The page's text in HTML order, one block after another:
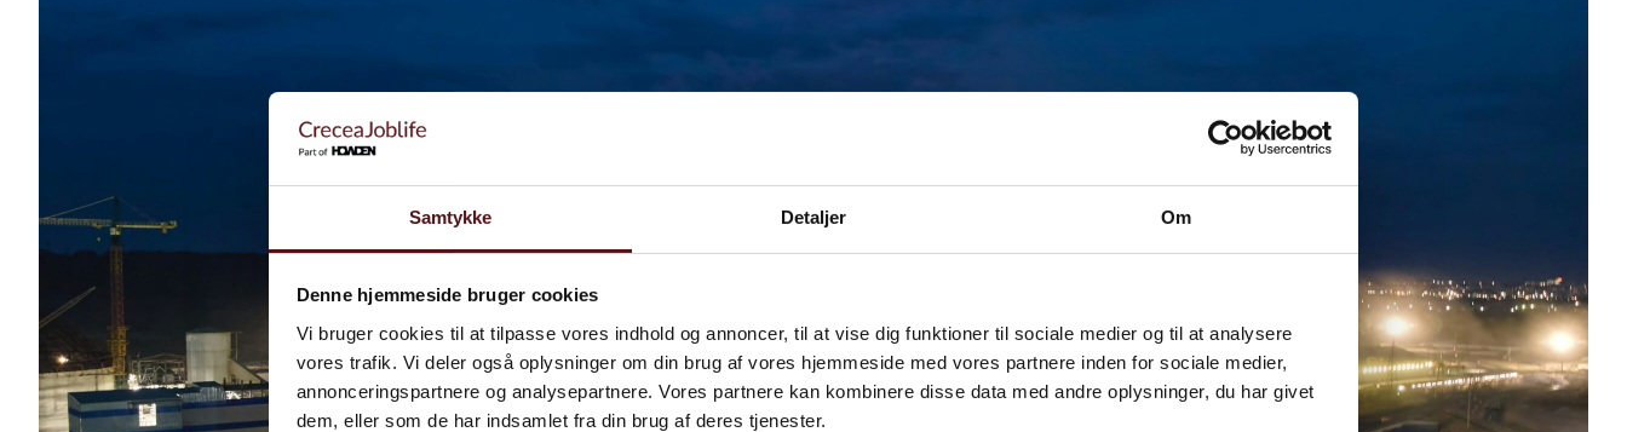
Samtykke Detaljer Om
Denne hjemmeside bruger cookies
Vi bruger cookies til at tilpasse vores indhold og annoncer, til at vise dig funktioner til sociale medier og til at analysere
vores trafik. Vi deler også oplysninger om din brug af vores hjemmeside med vores partnere inden for sociale medier,
annonceringspartnere og analysepartnere. Vores partnere kan kombinere disse data med andre oplysninger, du har givet
dem, eller som de har indsamlet fra din brug af deres tjenester.